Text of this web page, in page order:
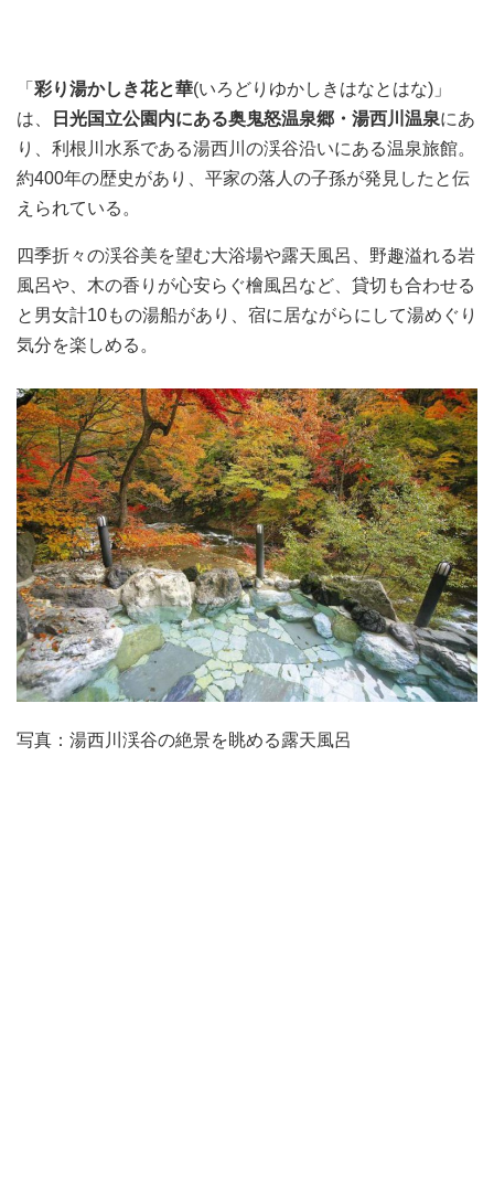
「 彩り湯かしき花と華(いろどりゆかしきはなとはな)」
は、
日光国立公園内にある奥鬼怒温泉郷・湯西川温泉にあ
り、利根川水系である湯西川の渓谷沿いにある温泉旅館。
約400年の歴史があり、平家の落人の子孫が発見したと伝
えられている。
四季折々の渓谷美を望む大浴場や露天風呂、野趣溢れる岩
風呂や、木の香りが心安らぐ檜風呂など、貸切も合わせる
と男女計10もの湯船があり、宿に居ながらにして湯めぐり
気分を楽しめる。
写真：湯西川渓谷の絶景を眺める露天風呂